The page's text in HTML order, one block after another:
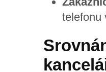
telefonu